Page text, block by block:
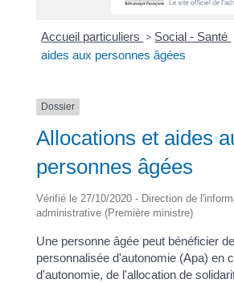
Accueil particuliers > Social - Santé
aides aux personnes âgées
Dossier
Allocations et aides
personnes âgées
Vérifié le 27/10/2020 - Direction de
administrative (Première ministre)
Une personne âgée peut bénéficier
personnalisée d'autonomie (Apa) en
d'autonomie, de l'allocation de